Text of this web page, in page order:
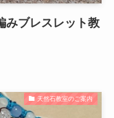
みブレスレット教
天然石教室のご案内